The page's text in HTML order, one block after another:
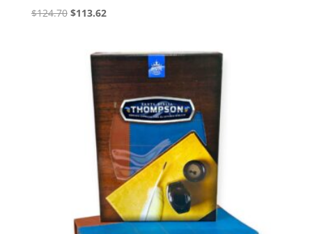
$124.70 Original
$124.70.
$113.62Current
$113.62.